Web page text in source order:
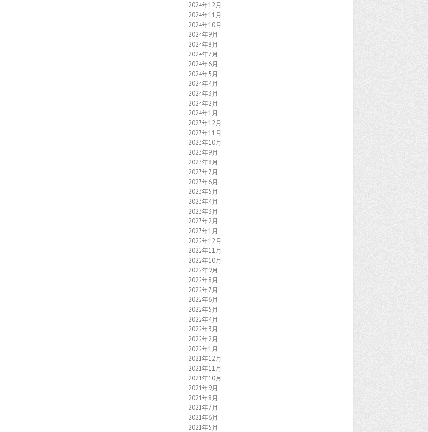
2024年12月
2024年11月
2024年10月
2024年9月
2024年8月
2024年7月
2024年6月
2024年5月
2024年4月
2024年3月
2024年2月
2024年1月
2023年12月
2023年11月
2023年10月
2023年9月
2023年8月
2023年7月
2023年6月
2023年5月
2023年4月
2023年3月
2023年2月
2023年1月
2022年12月
2022年11月
2022年10月
2022年9月
2022年8月
2022年7月
2022年6月
2022年5月
2022年4月
2022年3月
2022年2月
2022年1月
2021年12月
2021年11月
2021年10月
2021年9月
2021年8月
2021年7月
2021年6月
2021年5月